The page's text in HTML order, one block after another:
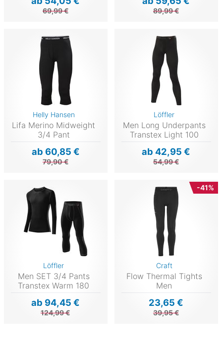
69,99 € 89,99 €
Helly Hansen
Lifa Merino Midweight
3/4 Pant
ab 60,85 €
79,90 €
Löffler
Men Long Underpants
Transtex Light 100
ab 42,95 €
54,99 €
Löffler
Men SET 3/4 Pants
Transtex Warm 180
ab 94,45 €
124,99 €
-41%
Craft
Flow Thermal Tights
Men
23,65 €
39,95 €